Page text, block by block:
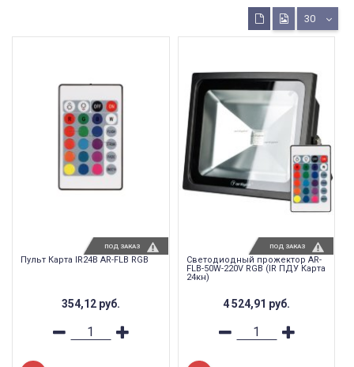
30
Пульт Карта IR24B AR-FLB RGB
354,12 руб.
ПОД ЗАКАЗ
Светодиодный прожектор AR-
FLB-50W-220V RGB (IR ПДУ Карта
24кн)
4 524,91 руб.
ПОД ЗАКАЗ